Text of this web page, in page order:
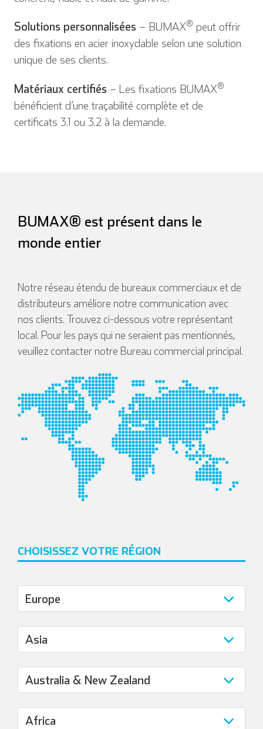
Italien
Solutions personnalisées – BUMAX® peut offrir
des fixations en acier inoxydable selon une solution
unique de ses clients.
Matériaux certifiés – Les fixations BUMAX®
bénéficient d’une traçabilité complète et de
certificats 3.1 ou 3.2 à la demande.
BUMAX® est présent dans le
monde entier
Notre réseau étendu de bureaux commerciaux et de
distributeurs améliore notre communication avec
nos clients. Trouvez ci-dessous votre représentant
local. Pour les pays qui ne seraient pas mentionnés,
veuillez contacter notre Bureau commercial principal.
CHOISISSEZ VOTRE RÉGION